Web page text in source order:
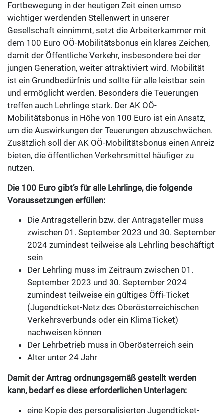
Fortbewegung in der heutigen Zeit einen umso
wichtiger werdenden Stellenwert in unserer
Gesellschaft einnimmt, setzt die Arbeiterkammer mit
dem 100 Euro OÖ-Mobilitätsbonus ein klares Zeichen,
damit der Öffentliche Verkehr, insbesondere bei der
jungen Generation, weiter attraktiviert wird. Mobilität
ist ein Grundbedürfnis und sollte für alle leistbar sein
und ermöglicht werden. Besonders die Teuerungen
treffen auch Lehrlinge stark. Der AK OÖ-
Mobilitätsbonus in Höhe von 100 Euro ist ein Ansatz,
um die Auswirkungen der Teuerungen abzuschwächen.
Zusätzlich soll der AK OÖ-Mobilitätsbonus einen Anreiz
bieten, die öffentlichen Verkehrsmittel häufiger zu
nutzen.
Die 100 Euro gibt’s für alle Lehrlinge, die folgende
Voraussetzungen erfüllen:
Die Antragstellerin bzw. der Antragsteller muss
zwischen 01. September 2023 und 30. September
2024 zumindest teilweise als Lehrling beschäftigt
sein
Der Lehrling muss im Zeitraum zwischen 01.
September 2023 und 30. September 2024
zumindest teilweise ein gültiges Öffi-Ticket
(Jugendticket-Netz des Oberösterreichischen
Verkehrsverbunds oder ein KlimaTicket)
nachweisen können
Der Lehrbetrieb muss in Oberösterreich sein
Alter unter 24 Jahr
Damit der Antrag ordnungsgemäß gestellt werden
kann, bedarf es diese erforderlichen Unterlagen:
eine Kopie des personalisierten Jugendticket-